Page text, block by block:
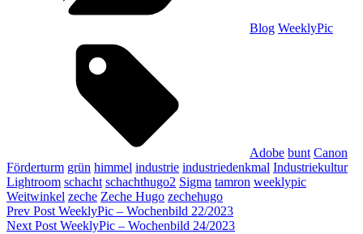
Blog WeeklyPic
Adobe bunt Canon
Förderturm grün himmel industrie industriedenkmal Industriekultur
Lightroom schacht schachthugo2 Sigma tamron weeklypic
Weitwinkel zeche Zeche Hugo zechehugo
Beitragsnavigation
Previous
Post
Prev Post WeeklyPic – Wochenbild 22/2023
Next
Next Post WeeklyPic – Wochenbild 24/2023